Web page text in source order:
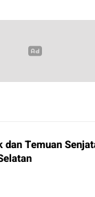
Temuan